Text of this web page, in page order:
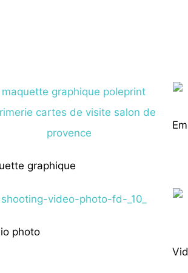
graphique
photo